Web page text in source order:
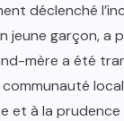
déclenché
jeune garçon,
mère a été
et à la